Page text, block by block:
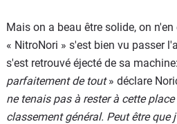
Mais on a beau être solide, on
« NitroNori » s'est bien vu passer
s'est retrouvé éjecté de sa
parfaitement de tout» déclare
ne tenais pas à rester à cette
classement général. Peut être que